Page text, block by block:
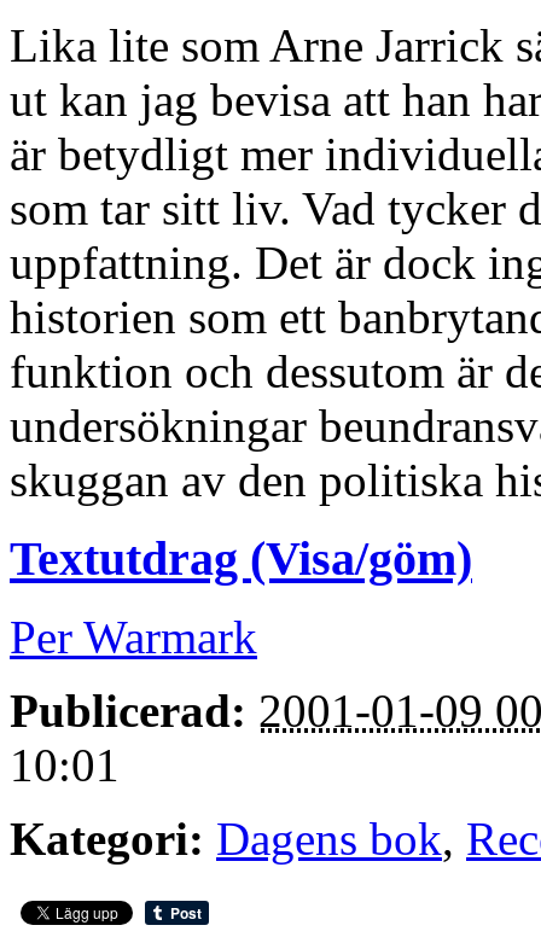
Lika lite som Arne Jarrick
ut kan jag bevisa att han
är betydligt mer
som tar sitt liv. Vad tycker
uppfattning. Det är dock
historien som ett
funktion och dessutom är
undersökningar
skuggan av den politiska
Textutdrag (Visa/göm)
Per Warmark
Publicerad: 2001-01-09
10:01
Kategori: Dagens bok,